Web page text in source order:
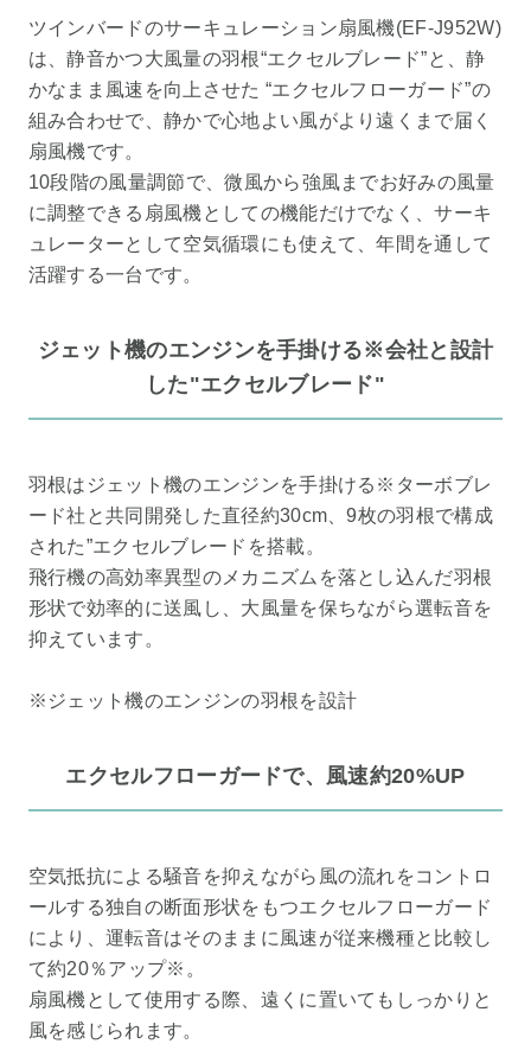
ツインバードのサーキュレーション扇風機(EF-J952W)
は、静音かつ大風量の羽根“エクセルブレード”と、静
かなまま風速を向上させた “エクセルフローガード”の
組み合わせで、静かで心地よい風がより遠くまで届く
扇風機です。
10段階の風量調節で、微風から強風までお好みの風量
に調整できる扇風機としての機能だけでなく、サーキ
ュレーターとして空気循環にも使えて、年間を通して
活躍する一台です。
ジェット機のエンジンを手掛ける※会社と設計
した"エクセルブレード"
羽根はジェット機のエンジンを手掛ける※ターボブレ
ード社と共同開発した直径約30cm、9枚の羽根で構成
された”エクセルブレードを搭載。
飛行機の高効率異型のメカニズムを落とし込んだ羽根
形状で効率的に送風し、大風量を保ちながら選転音を
抑えています。
※ジェット機のエンジンの羽根を設計
エクセルフローガードで、風速約20%UP
空気抵抗による騒音を抑えながら風の流れをコントロ
ールする独自の断面形状をもつエクセルフローガード
により、運転音はそのままに風速が従来機種と比較し
て約20％アップ※。
扇風機として使用する際、遠くに置いてもしっかりと
風を感じられます。